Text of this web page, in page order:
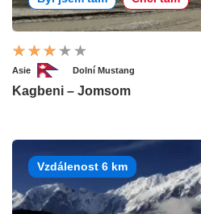
Asie Dolní Mustang
Kagbeni – Jomsom
Vzdálenost 6 km